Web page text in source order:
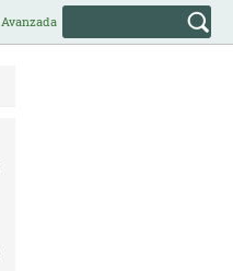
Avanzada